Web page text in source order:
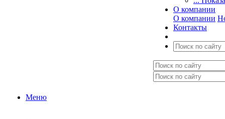
О компании
О компании
Контакты
Меню